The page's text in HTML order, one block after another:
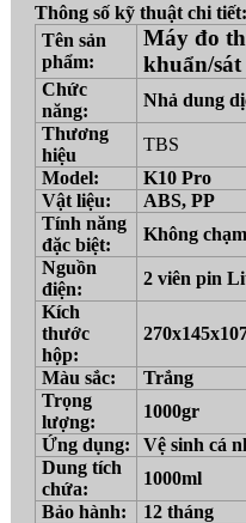
Thông số kỹ thuật chi tiết:
Tên sản
phẩm:
Máy đo
khuẩn/
Chức
năng:
Nhả dung
Thương
hiệu
TBS
Model:
K10 Pro
Vật liệu:
ABS, PP
Tính năng
đặc biệt:
Không
Nguồn
điện:
2 viên pin
Kích
thước
hộp:
Màu sắc:
Trắng
Trọng
lượng:
1000gr
Ứng dụng:
Vệ sinh cá
Dung tích
chứa:
1000ml
Bảo hành:
12 tháng